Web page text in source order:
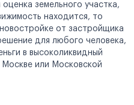
земельного участка,
находится, то
от застройщика
для любого человека,
в высоколиквидный
или Московской